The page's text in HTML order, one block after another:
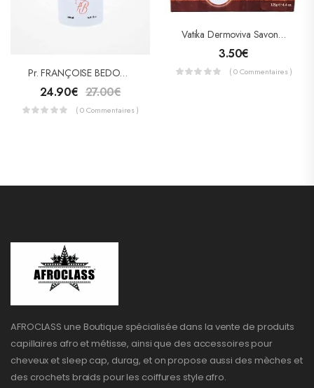
Pr. FRANÇOISE BEDON LAIT ÉCLAIRCISSANT « CAROTTE » 500ml
24.90€ 27.00€
( 0 Commentaires )
Vatika Dermoviva Savon De Bois De Santal (Santalwood) 115g
3.50€
( 0 Commentaires )
AFROCLASS une Boutique spécialisée dans la vente de produits
capillaires afro et métisse, ainsi que des accessoires pour
cheveux et sleep cap, durag, et on propose aussi des mèches et
des crochets braids pour les coiffures style afro.